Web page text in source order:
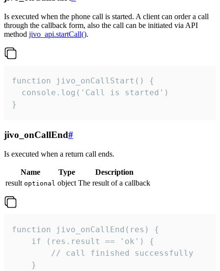
Is executed when the phone call is started. A client can order a call
through the callback form, also the call can be initiated via API
method jivo_api.startCall().
function jivo_onCallStart() {
  console.log('Call is started')
}
jivo_onCallEnd#
Is executed when a return call ends.
Name Type
Description
result optional object The result of a callback
function jivo_onCallEnd(res) {
    if (res.result == 'ok') {
        // call finished successfully
    }